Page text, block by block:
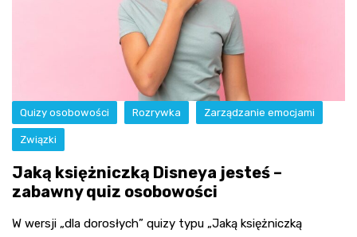
Quizy osobowości Rozrywka Zarządzanie emocjami
Związki
Jaką księżniczką Disneya jesteś –
zabawny quiz osobowości
W wersji „dla dorosłych” quizy typu „Jaką księżniczką